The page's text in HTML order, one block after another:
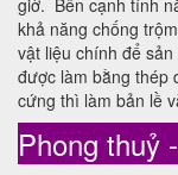
giờ. Bên cạnh tính
khả năng chống
vật liệu chính để
được làm bằng thép
cứng thì làm bản lề
Phong thuỷ